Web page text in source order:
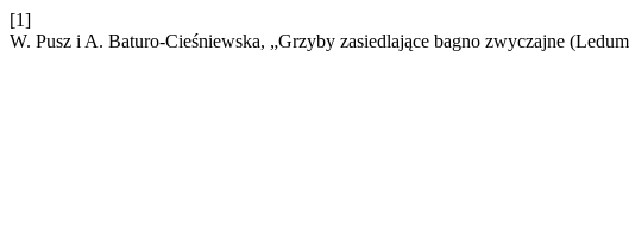
[1]
W. Pusz i A. Baturo-Cieśniewska, „Grzyby zasiedlające bagno zwyczajne